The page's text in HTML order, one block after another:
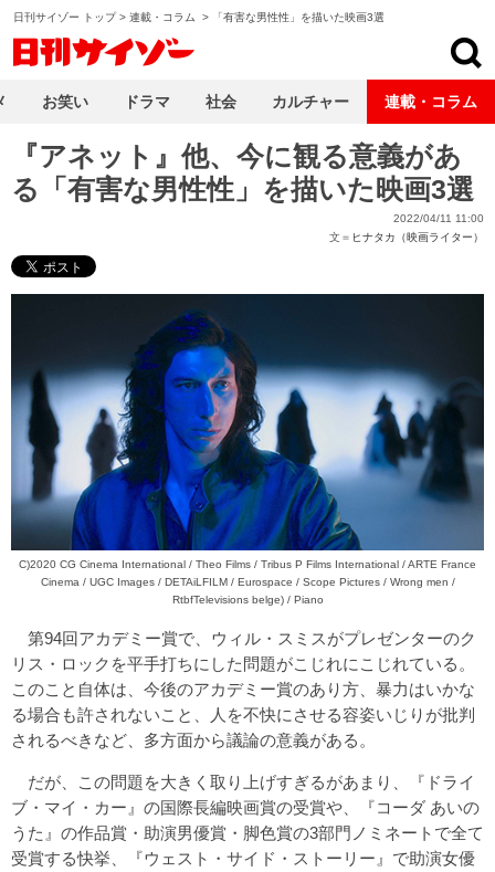
日刊サイゾー トップ> 連載・コラム > 「有害な男性性」を描いた映画3選
『アネット』他、今に観る意義があ
る「有害な男性性」を描いた映画3選
2022/04/11 11:00
文＝ ヒナタカ（映画ライター）
C)2020 CG Cinema International / Theo Films / Tribus P Films International / ARTE France
Cinema / UGC Images / DETAiLFILM / Eurospace / Scope Pictures / Wrong men /
RtbfTelevisions belge) / Piano
第94回アカデミー賞で、ウィル・スミスがプレゼンターのク
リス・ロックを平手打ちにした問題がこじれにこじれている。
このこと自体は、今後のアカデミー賞のあり方、暴力はいかな
る場合も許されないこと、人を不快にさせる容姿いじりが批判
されるべきなど、多方面から議論の意義がある。
だが、この問題を大きく取り上げすぎるがあまり、『 ドライ
ブ・マイ・カー 』の国際長編映画賞の受賞や、『コーダ あいの
うた』の作品賞・助演男優賞・脚色賞の3部門ノミネートで全て
受賞する快挙、『ウェスト・サイド・ストーリー 』で助演女優
お笑い ドラマ 社会 カルチャー 連載・コラム